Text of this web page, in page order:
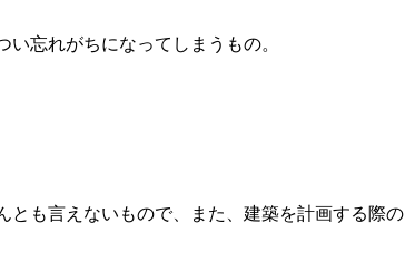
忘れがちになってしまうもの。
とも言えないもので、また、建築を計画する際の